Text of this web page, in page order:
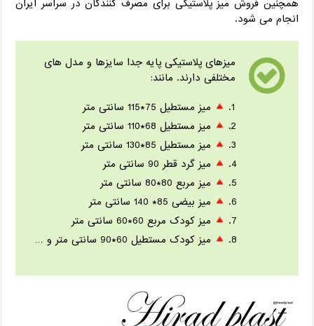
همچنین فروش میز پلاستیکی برای مصرف کنندگان در سراسر ایران
انجام می شود.
میزهای پلاستیکی پایه جدا سایزها و مدل های
مختلفی دارند. مانند:
میز مستطیل 75*115 سانتی متر
میز مستطیل 68*110 سانتی متر
میز مستطیل 85*130 سانتی متر
میز گرد قطر 90 سانتی متر
میز مربع 80*80 سانتی متر
میز بیضی 85* 140 سانتی متر
میز کودک مربع 60*60 سانتی متر
میز کودک مستطیل 60*90 سانتی متر و …